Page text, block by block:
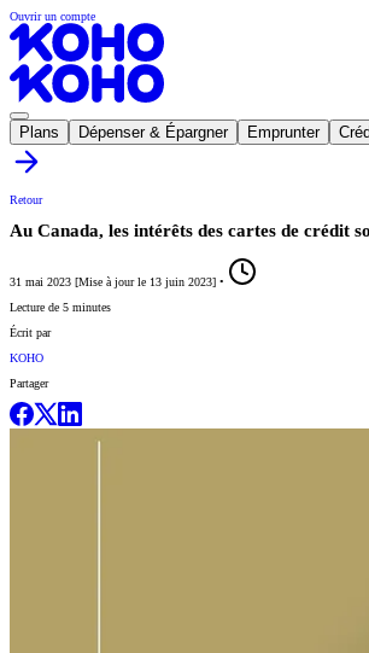
Ouvrir un compte
Plans Dépenser & Épargner Emprunter
Retour
Au Canada, les intérêts des cartes de crédit
31 mai 2023 [Mise à jour le 13 juin 2023] •
Lecture de 5 minutes
Écrit par
KOHO
Partager